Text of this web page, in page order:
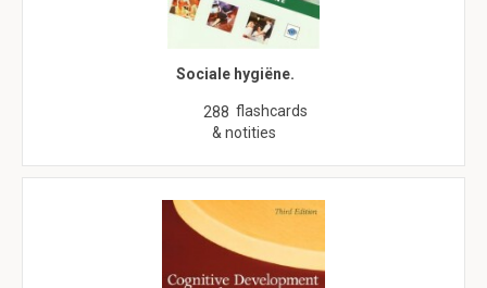
Sociale hygiëne.
288 flashcards
& notities